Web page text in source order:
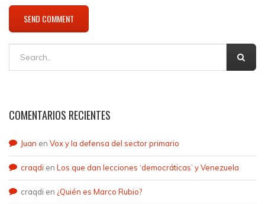
COMENTARIOS RECIENTES
Juan en Vox y la defensa del sector primario
craqdi en Los que dan lecciones ‘democráticas’ y Venezuela
craqdi en ¿Quién es Marco Rubio?